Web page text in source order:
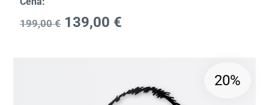
199,00€ 139,00 €
20%